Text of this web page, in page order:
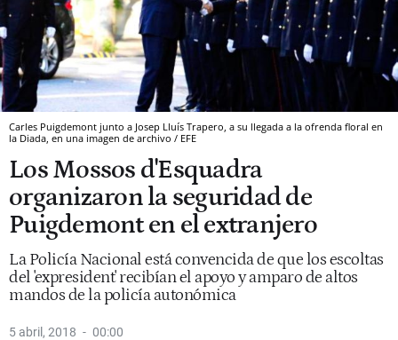
Carles Puigdemont junto a Josep Lluís Trapero, a su llegada a la ofrenda floral en
la Diada, en una imagen de archivo / EFE
Los Mossos d'Esquadra
organizaron la seguridad de
Puigdemont en el extranjero
La Policía Nacional está convencida de que los escoltas
del 'expresident' recibían el apoyo y amparo de altos
mandos de la policía autonómica
5 abril, 2018 00:00